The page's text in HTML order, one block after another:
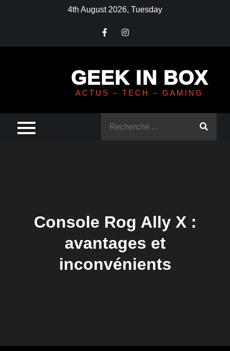
4th August 2026, Tuesday
GEEK IN BOX
ACTUS – TECH – GAMING
Console Rog Ally X :
avantages et
inconvénients